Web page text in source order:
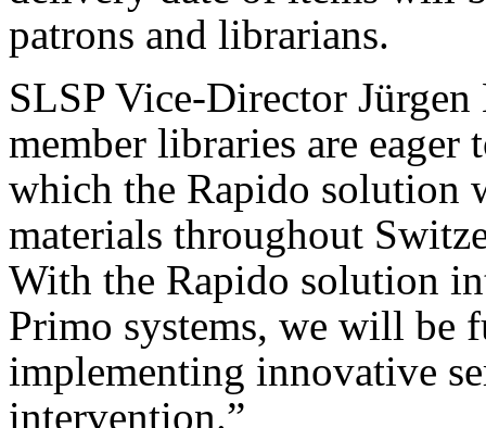
patrons and librarians.
SLSP Vice-Director
member libraries are eager
which the Rapido solution
materials throughout
With the Rapido solution
Primo systems, we will
implementing innovative
intervention.”